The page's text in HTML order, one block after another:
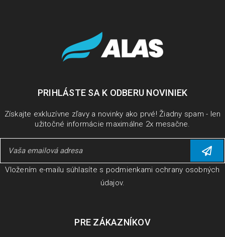
PRIHLÁSTE SA K ODBERU NOVINIEK
Získajte exkluzívne zľavy a novinky ako prvé! Žiadny spam - len
užitočné informácie maximálne 2x mesačne.
Vložením e-mailu súhlasíte s podmienkami ochrany osobných
údajov.
PRE ZÁKAZNÍKOV